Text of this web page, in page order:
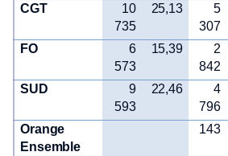
CGT
10
735
25,13
5
307
FO
6
573
15,39
2
842
SUD
9
593
22,46
4
796
Orange
Ensemble
143